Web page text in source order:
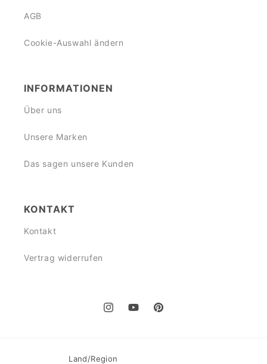
AGB
Cookie-Auswahl ändern
INFORMATIONEN
Über uns
Unsere Marken
Das sagen unsere Kunden
KONTAKT
Kontakt
Vertrag widerrufen
InstagramYouTubePinterest
Land/Region